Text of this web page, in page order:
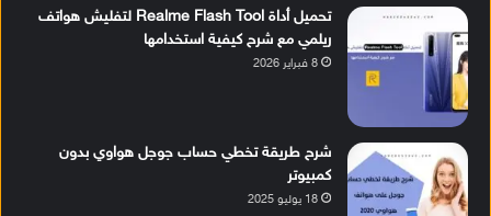
تحميل أداة Realme Flash Tool لتفليش هواتف
ريلمي مع شرح كيفية استخدامها
8 فبراير 2026
شرح طريقة تخطي حساب جوجل هواوي بدون
كمبيوتر
18 يوليو 2025